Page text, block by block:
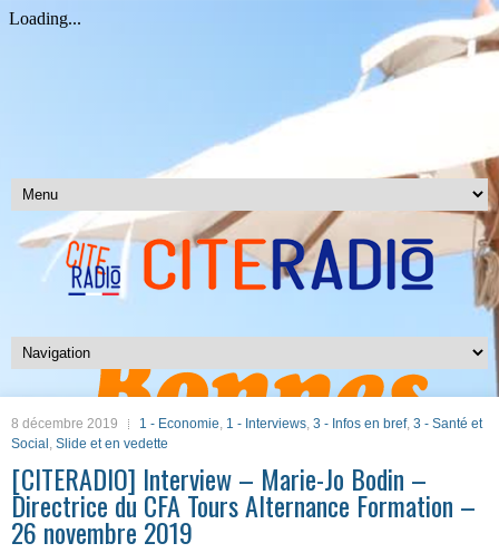
8 décembre 2019 1 - Economie, 1 - Interviews, 3 - Infos en bref, 3 - Santé et
Social , Slide et en vedette
[CITERADIO] Interview – Marie-Jo Bodin –
Directrice du CFA Tours Alternance Formation –
26 novembre 2019